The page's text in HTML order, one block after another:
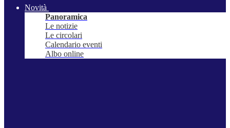
Novità
Panoramica
Le notizie
Le circolari
Calendario eventi
Albo online